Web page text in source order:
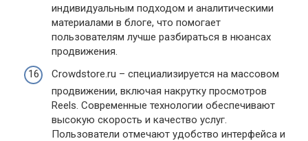
индивидуальным подходом и аналитическими
материалами в блоге, что помогает
пользователям лучше разбираться в нюансах
продвижения.
Crowdstore.ru – специализируется на массовом
продвижении, включая накрутку просмотров
Reels. Современные технологии обеспечивают
высокую скорость и качество услуг.
Пользователи отмечают удобство интерфейса и